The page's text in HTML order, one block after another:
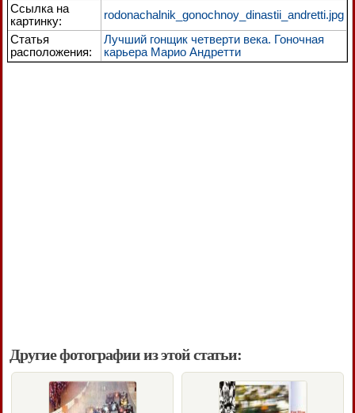
Ссылка на
картинку:
rodonachalnik_gonochnoy_dinastii_andretti.jpg
Статья
расположения:
Лучший гонщик четверти века. Гоночная
карьера Марио Андретти
Другие фотографии из этой статьи: